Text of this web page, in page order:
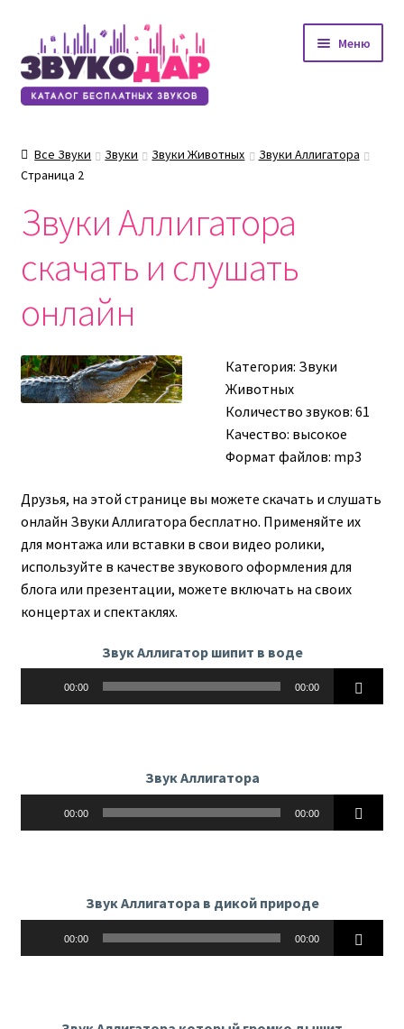
Перейти
к
навигации
Перейти
к
содержимому
Меню
Все Звуки Звуки Звуки Животных
Звуки Аллигатора
Страница 2
Звуки Аллигатора
скачать и слушать
онлайн
Категория: Звуки
Животных
Количество звуков: 61
Качество: высокое
Формат файлов: mp3
Друзья, на этой странице вы можете скачать и слушать
онлайн Звуки Аллигатора бесплатно. Применяйте их
для монтажа или вставки в свои видео ролики,
используйте в качестве звукового оформления для
блога или презентации, можете включать на своих
концертах и спектаклях.
Звук Аллигатор шипит в воде
00:00 00:00
Звук Аллигатора
00:00 00:00
Звук Аллигатора в дикой природе
00:00 00:00